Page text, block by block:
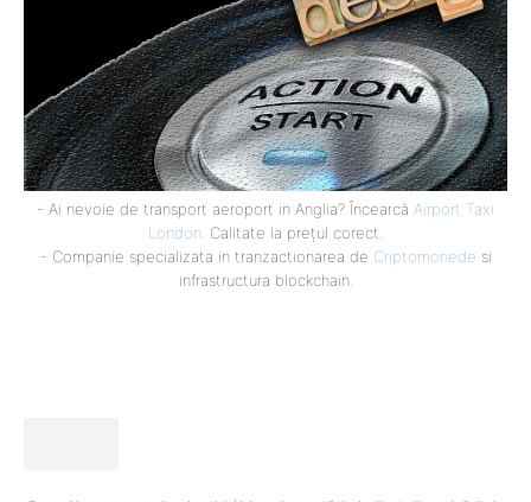
- Ai nevoie de transport aeroport in Anglia? Încearcă Airport Taxi
London. Calitate la prețul corect.
- Companie specializata in tranzactionarea de Criptomonede si
infrastructura blockchain.